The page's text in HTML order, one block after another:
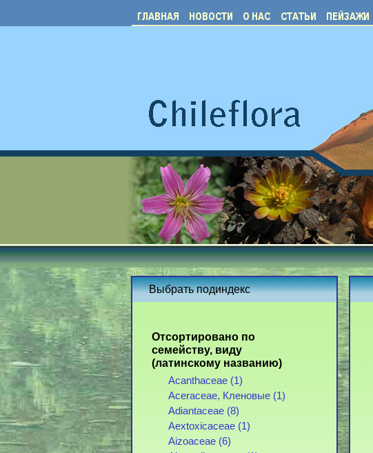
Выбрать подиндекс
Отсортировано по
семейству, виду
(латинскому названию)
Acanthaceae (1)
Aceraceae, Кленовые (1)
Adiantaceae (8)
Aextoxicaceae (1)
Aizoaceae (6)